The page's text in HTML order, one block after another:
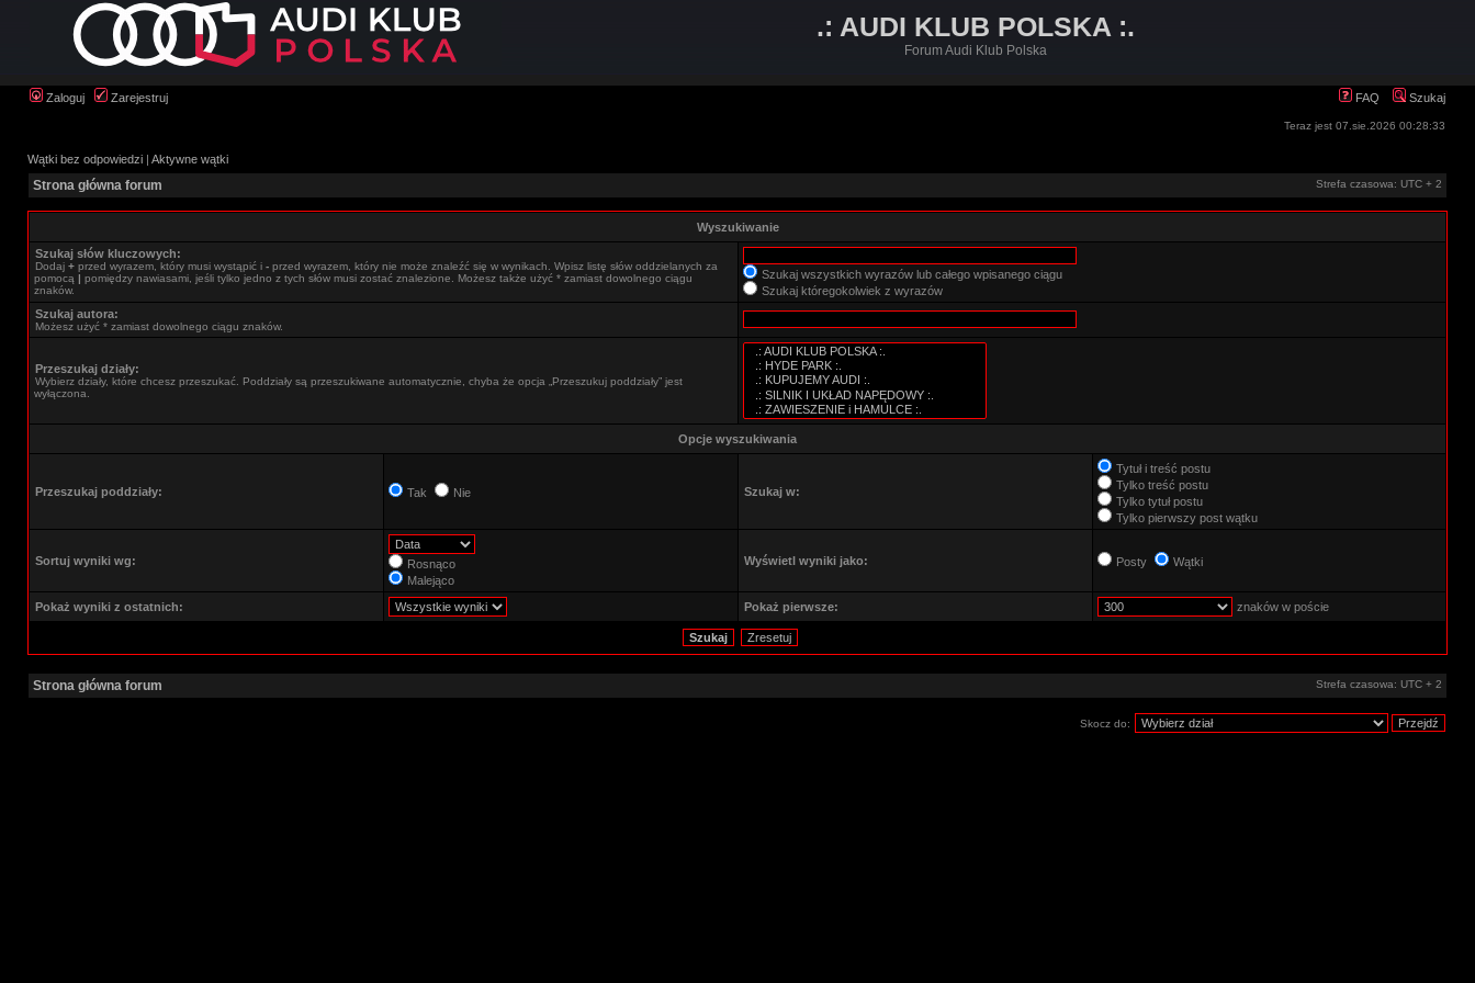
.: AUDI KLUB POLSKA :.
Forum Audi Klub Polska
Zaloguj Zarejestruj FAQ Szukaj
Teraz jest 07.sie.2026 00:28:33
Wątki bez odpowiedzi | Aktywne wątki
Strona główna forum Strefa czasowa: UTC + 2
Wyszukiwanie
Szukaj słów kluczowych:
Dodaj + przed wyrazem, który musi wystąpić i - przed wyrazem, który nie może znaleźć się w wynikach. Wpisz listę słów oddzielanych za
pomocą | pomiędzy nawiasami, jeśli tylko jedno z tych słów musi zostać znalezione. Możesz także użyć * zamiast dowolnego ciągu
znaków.
Szukaj wszystkich wyrazów lub całego wpisanego ciągu
Szukaj któregokolwiek z wyrazów
Szukaj autora:
Możesz użyć * zamiast dowolnego ciągu znaków.
Przeszukaj działy:
Wybierz działy, które chcesz przeszukać. Poddziały są przeszukiwane automatycznie, chyba że opcja „Przeszukuj poddziały” jest
wyłączona.
Opcje wyszukiwania
Przeszukaj poddziały: Tak Nie Szukaj w:
Tytuł i treść postu
Tylko treść postu
Tylko tytuł postu
Tylko pierwszy post wątku
Sortuj wyniki wg:
Rosnąco
Malejąco
Wyświetl wyniki jako: Posty Wątki
Pokaż wyniki z ostatnich: Pokaż pierwsze: znaków w poście
Strona główna forum Strefa czasowa: UTC + 2
Skocz do: